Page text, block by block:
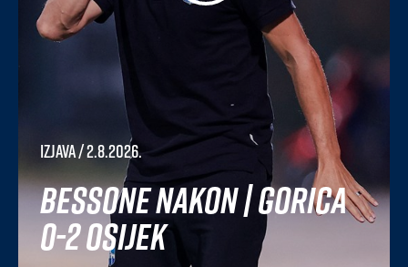
Izjava/ 2.8.2026.
Bessone nakon | Gorica
0-2 Osijek